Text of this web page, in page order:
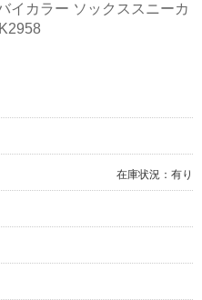
イカラー ソックススニーカ
在庫状況：有り